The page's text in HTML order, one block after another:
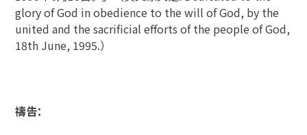
glory of God in obedience to the will of God, by the
united and the sacrificial efforts of the people of God,
18th June, 1995.）
禱告：